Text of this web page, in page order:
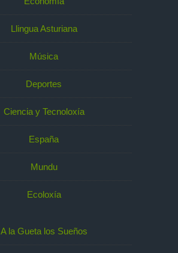
Llingua Asturiana
Música
Deportes
Ciencia y Tecnoloxía
España
Mundu
Ecoloxía
A la Gueta los Sueños